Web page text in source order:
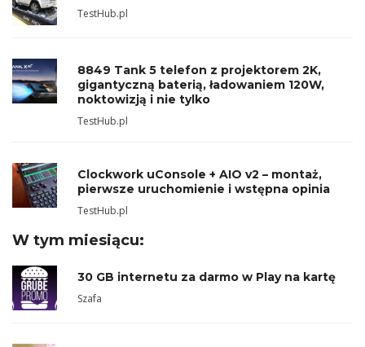
TestHub.pl
8849 Tank 5 telefon z projektorem 2K,
gigantyczną baterią, ładowaniem 120W,
noktowizją i nie tylko
TestHub.pl
Clockwork uConsole + AIO v2 – montaż,
pierwsze uruchomienie i wstępna opinia
TestHub.pl
W tym miesiącu:
30 GB internetu za darmo w Play na kartę
Szafa